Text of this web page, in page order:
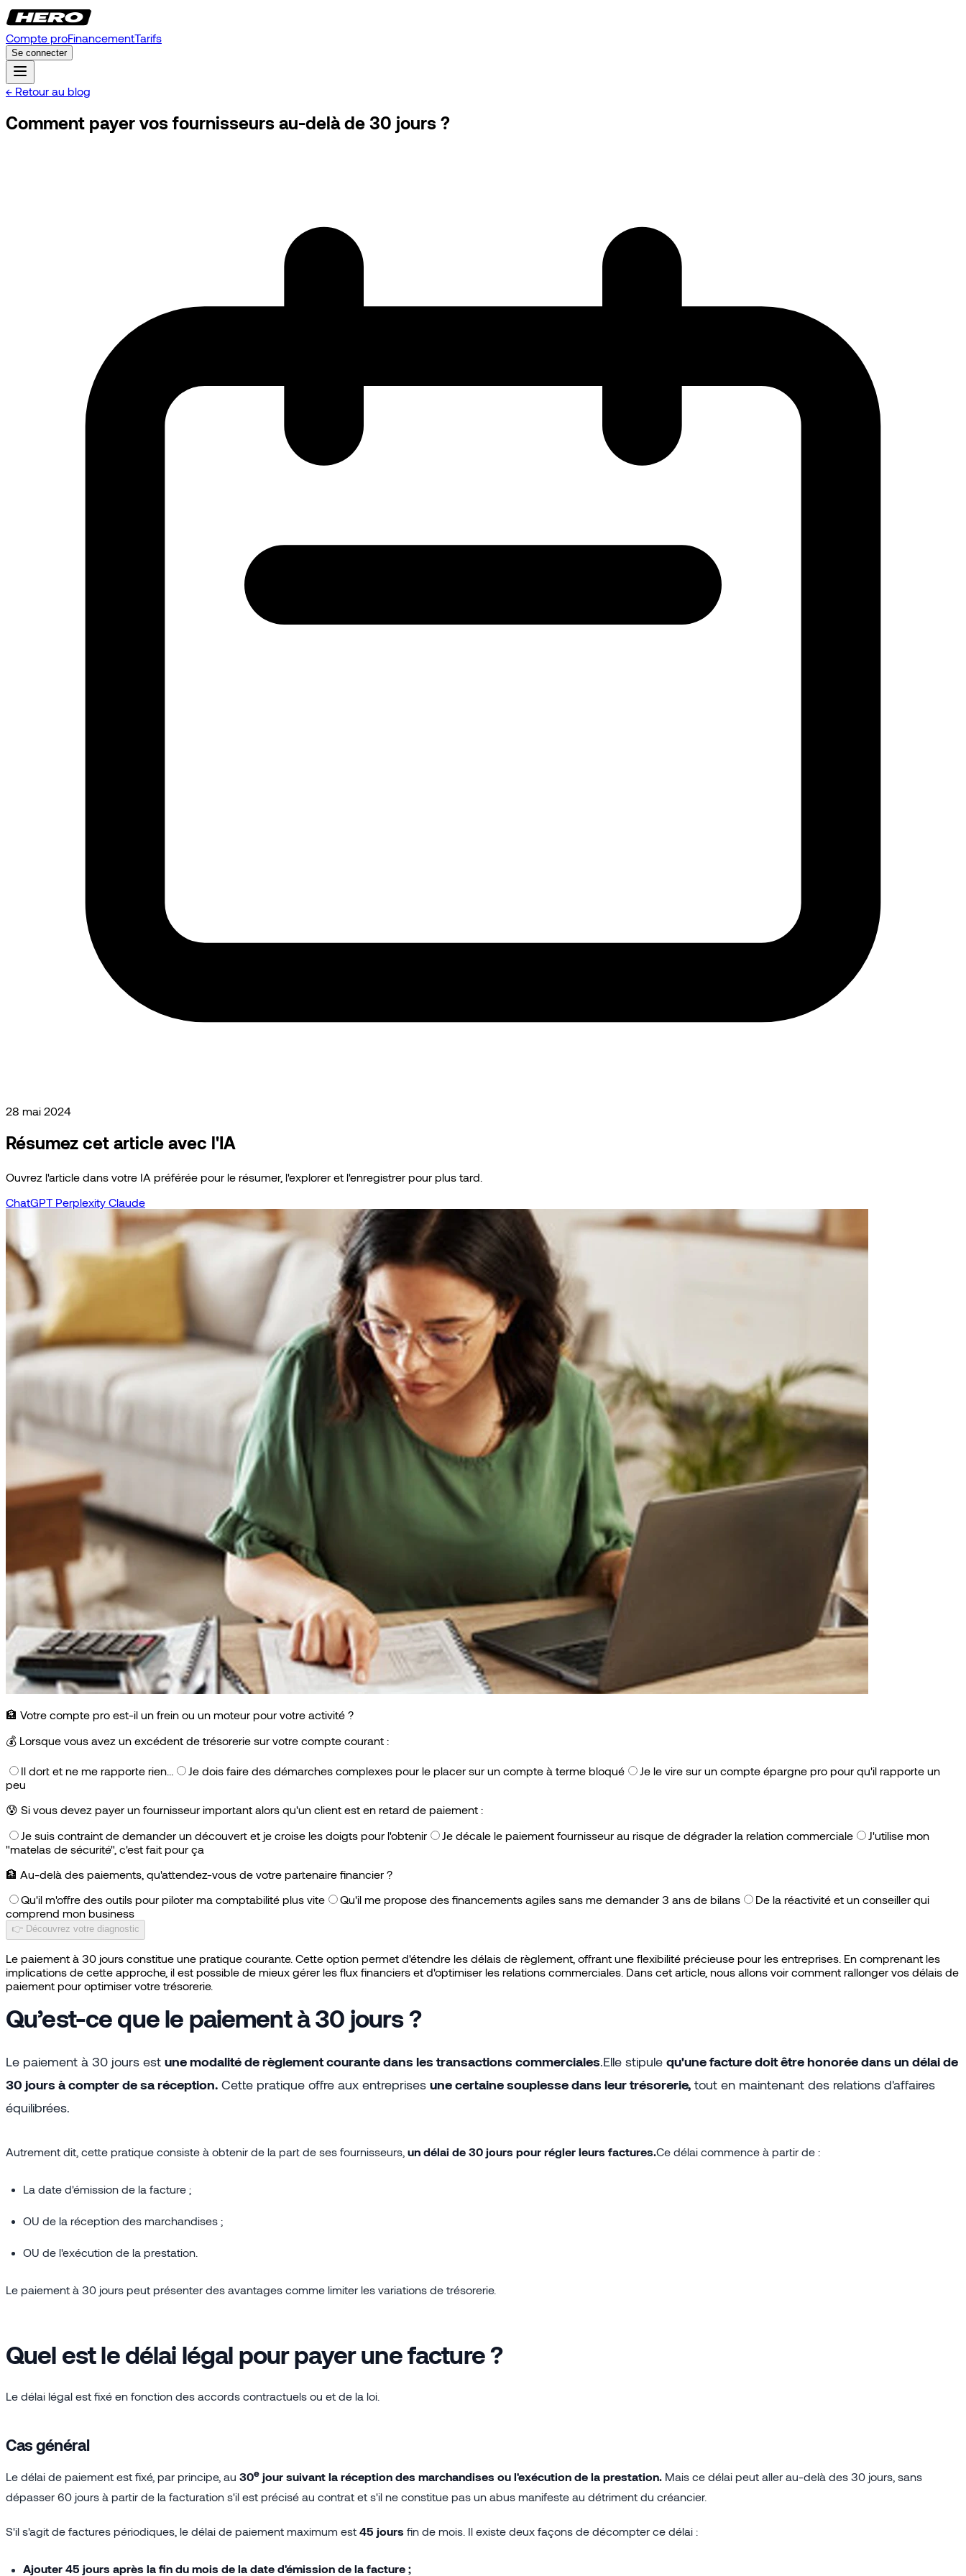
Compte proFinancementTarifs
Se connecter
← Retour au blog
Comment payer vos fournisseurs au-delà de 30 jours ?
28 mai 2024
Résumez cet article avec l'IA
Ouvrez l'article dans votre IA préférée pour le résumer, l'explorer et l'enregistrer pour plus tard.
ChatGPT Perplexity Claude
🏦 Votre compte pro est-il un frein ou un moteur pour votre activité ?
💰 Lorsque vous avez un excédent de trésorerie sur votre compte courant :
Il dort et ne me rapporte rien… Je dois faire des démarches complexes pour le placer sur un compte à terme bloqué
Je le vire sur un compte épargne pro pour qu'il rapporte un
peu
😰 Si vous devez payer un fournisseur important alors qu'un client est en retard de paiement :
Je suis contraint de demander un découvert et je croise les doigts pour l'obtenir
Je décale le paiement fournisseur au risque de dégrader la relation commerciale
J'utilise mon
"matelas de sécurité", c'est fait pour ça
🏦 Au-delà des paiements, qu'attendez-vous de votre partenaire financier ?
Qu'il m'offre des outils pour piloter ma comptabilité plus vite
Qu'il me propose des financements agiles sans me demander 3 ans de bilans
De la réactivité et un conseiller qui
comprend mon business
👉 Découvrez votre diagnostic
Le paiement à 30 jours constitue une pratique courante. Cette option permet d'étendre les délais de règlement, offrant une flexibilité précieuse pour les entreprises. En comprenant les
implications de cette approche, il est possible de mieux gérer les flux financiers et d'optimiser les relations commerciales. Dans cet article, nous allons voir comment rallonger vos délais de
paiement pour optimiser votre trésorerie.
Qu’est-ce que le paiement à 30 jours ?
Le paiement à 30 jours est une modalité de règlement courante dans les transactions commerciales.Elle stipule qu'une facture doit être honorée dans un délai de
30 jours à compter de sa réception. Cette pratique offre aux entreprises une certaine souplesse dans leur trésorerie, tout en maintenant des relations d'affaires
équilibrées.
Autrement dit, cette pratique consiste à obtenir de la part de ses fournisseurs, un délai de 30 jours pour régler leurs factures.Ce délai commence à partir de :
La date d'émission de la facture ;
OU de la réception des marchandises ;
OU de l'exécution de la prestation.
Le paiement à 30 jours peut présenter des avantages comme limiter les variations de trésorerie.
Quel est le délai légal pour payer une facture ?
Le délai légal est fixé en fonction des accords contractuels ou et de la loi.
Cas général
Le délai de paiement est fixé, par principe, au 30e jour suivant la réception des marchandises ou l'exécution de la prestation. Mais ce délai peut aller au-delà des 30 jours, sans
dépasser 60 jours à partir de la facturation s'il est précisé au contrat et s'il ne constitue pas un abus manifeste au détriment du créancier.
S'il s'agit de factures périodiques, le délai de paiement maximum est 45 jours fin de mois. Il existe deux façons de décompter ce délai :
Ajouter 45 jours après la fin du mois de la date d'émission de la facture ;